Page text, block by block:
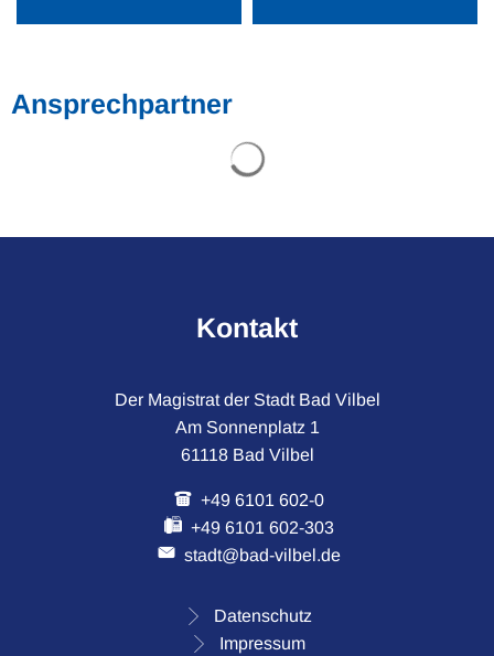
Ansprechpartner
Kontakt
Der Magistrat der Stadt Bad Vilbel
Am Sonnenplatz 1
61118 Bad Vilbel
+49 6101 602-0
+49 6101 602-303
stadt@bad-vilbel.de
Datenschutz
Impressum